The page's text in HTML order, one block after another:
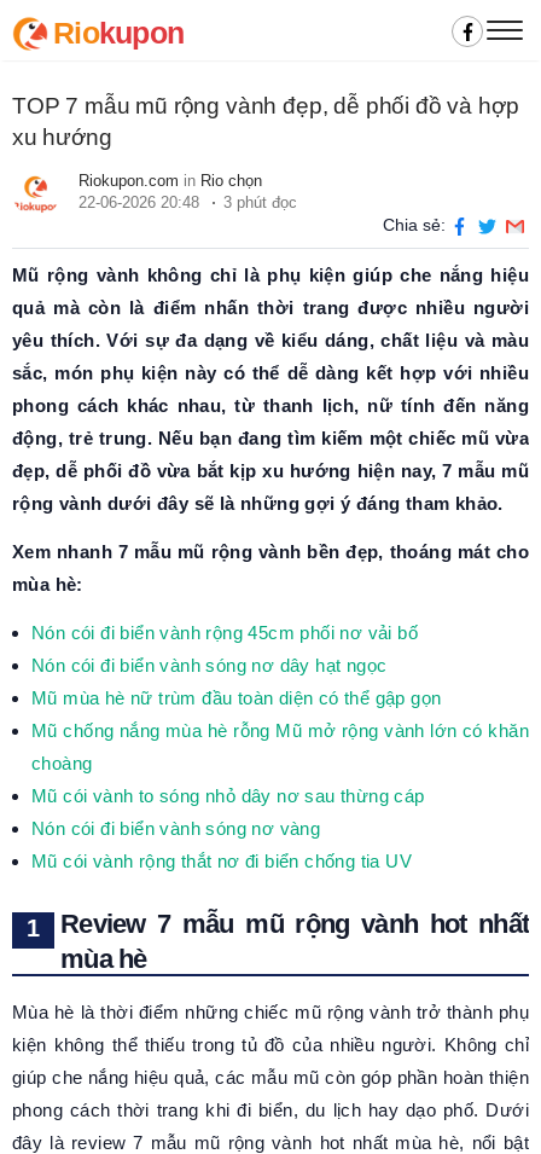
Riokupon
TOP 7 mẫu mũ rộng vành đẹp, dễ phối đồ và hợp
xu hướng
Riokupon.com in Rio chọn
22-06-2026 20:48
3 phút đọc
Chia sẻ:
Mũ rộng vành không chỉ là phụ kiện giúp che nắng hiệu
quả mà còn là điểm nhấn thời trang được nhiều người
yêu thích. Với sự đa dạng về kiểu dáng, chất liệu và màu
sắc, món phụ kiện này có thể dễ dàng kết hợp với nhiều
phong cách khác nhau, từ thanh lịch, nữ tính đến năng
động, trẻ trung. Nếu bạn đang tìm kiếm một chiếc mũ vừa
đẹp, dễ phối đồ vừa bắt kịp xu hướng hiện nay, 7 mẫu mũ
rộng vành dưới đây sẽ là những gợi ý đáng tham khảo.
Xem nhanh 7 mẫu mũ rộng vành bền đẹp, thoáng mát cho
mùa hè:
Nón cói đi biển vành rộng 45cm phối nơ vải bố
Nón cói đi biển vành sóng nơ dây hạt ngọc
Mũ mùa hè nữ trùm đầu toàn diện có thể gập gọn
Mũ chống nắng mùa hè rỗng Mũ mở rộng vành lớn có khăn
choàng
Mũ cói vành to sóng nhỏ dây nơ sau thừng cáp
Nón cói đi biển vành sóng nơ vàng
Mũ cói vành rộng thắt nơ đi biển chống tia UV
Review 7 mẫu mũ rộng vành hot nhất
mùa hè
Mùa hè là thời điểm những chiếc mũ rộng vành trở thành phụ
kiện không thể thiếu trong tủ đồ của nhiều người. Không chỉ
giúp che nắng hiệu quả, các mẫu mũ còn góp phần hoàn thiện
phong cách thời trang khi đi biển, du lịch hay dạo phố. Dưới
đây là review 7 mẫu mũ rộng vành hot nhất mùa hè, nổi bật